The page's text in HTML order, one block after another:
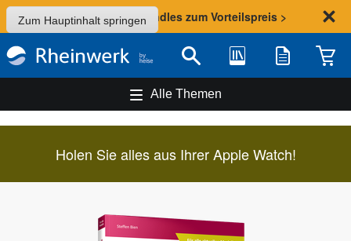
Zum Hauptinhalt springen
Sommer-Aktion: Bundles zum Vorteilspreis >
Suche Bibliothek Merkliste
Alle Themen
Holen Sie alles aus Ihrer Apple Watch!